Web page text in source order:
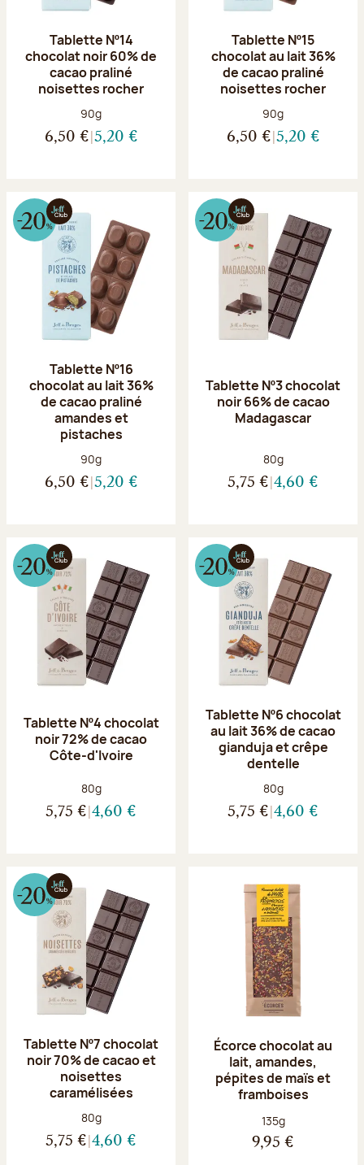
Tablette Nº14
chocolat noir 60% de
cacao praliné
noisettes rocher
Poids net :
90g
6,50 € 5,20 €
Tablette Nº15
chocolat au lait 36%
de cacao praliné
noisettes rocher
Poids net :
90g
6,50 € 5,20 €
Tablette Nº16
chocolat au lait 36%
de cacao praliné
amandes et
pistaches
Poids net :
90g
6,50 € 5,20 €
Tablette Nº3 chocolat
noir 66% de cacao
Madagascar
Poids net :
80g
5,75 € 4,60 €
Tablette Nº4 chocolat
noir 72% de cacao
Côte-d'Ivoire
Poids net :
80g
5,75 € 4,60 €
Tablette Nº6 chocolat
au lait 36% de cacao
gianduja et crêpe
dentelle
Poids net :
80g
5,75 € 4,60 €
Tablette Nº7 chocolat
noir 70% de cacao et
noisettes
caramélisées
Poids net :
80g
5,75 € 4,60 €
Écorce chocolat au
lait, amandes,
pépites de maïs et
framboises
Poids net :
135g
9,95 €